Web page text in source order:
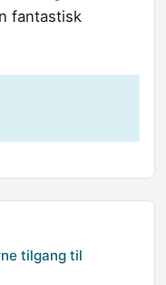
fantastisk
tilgang til